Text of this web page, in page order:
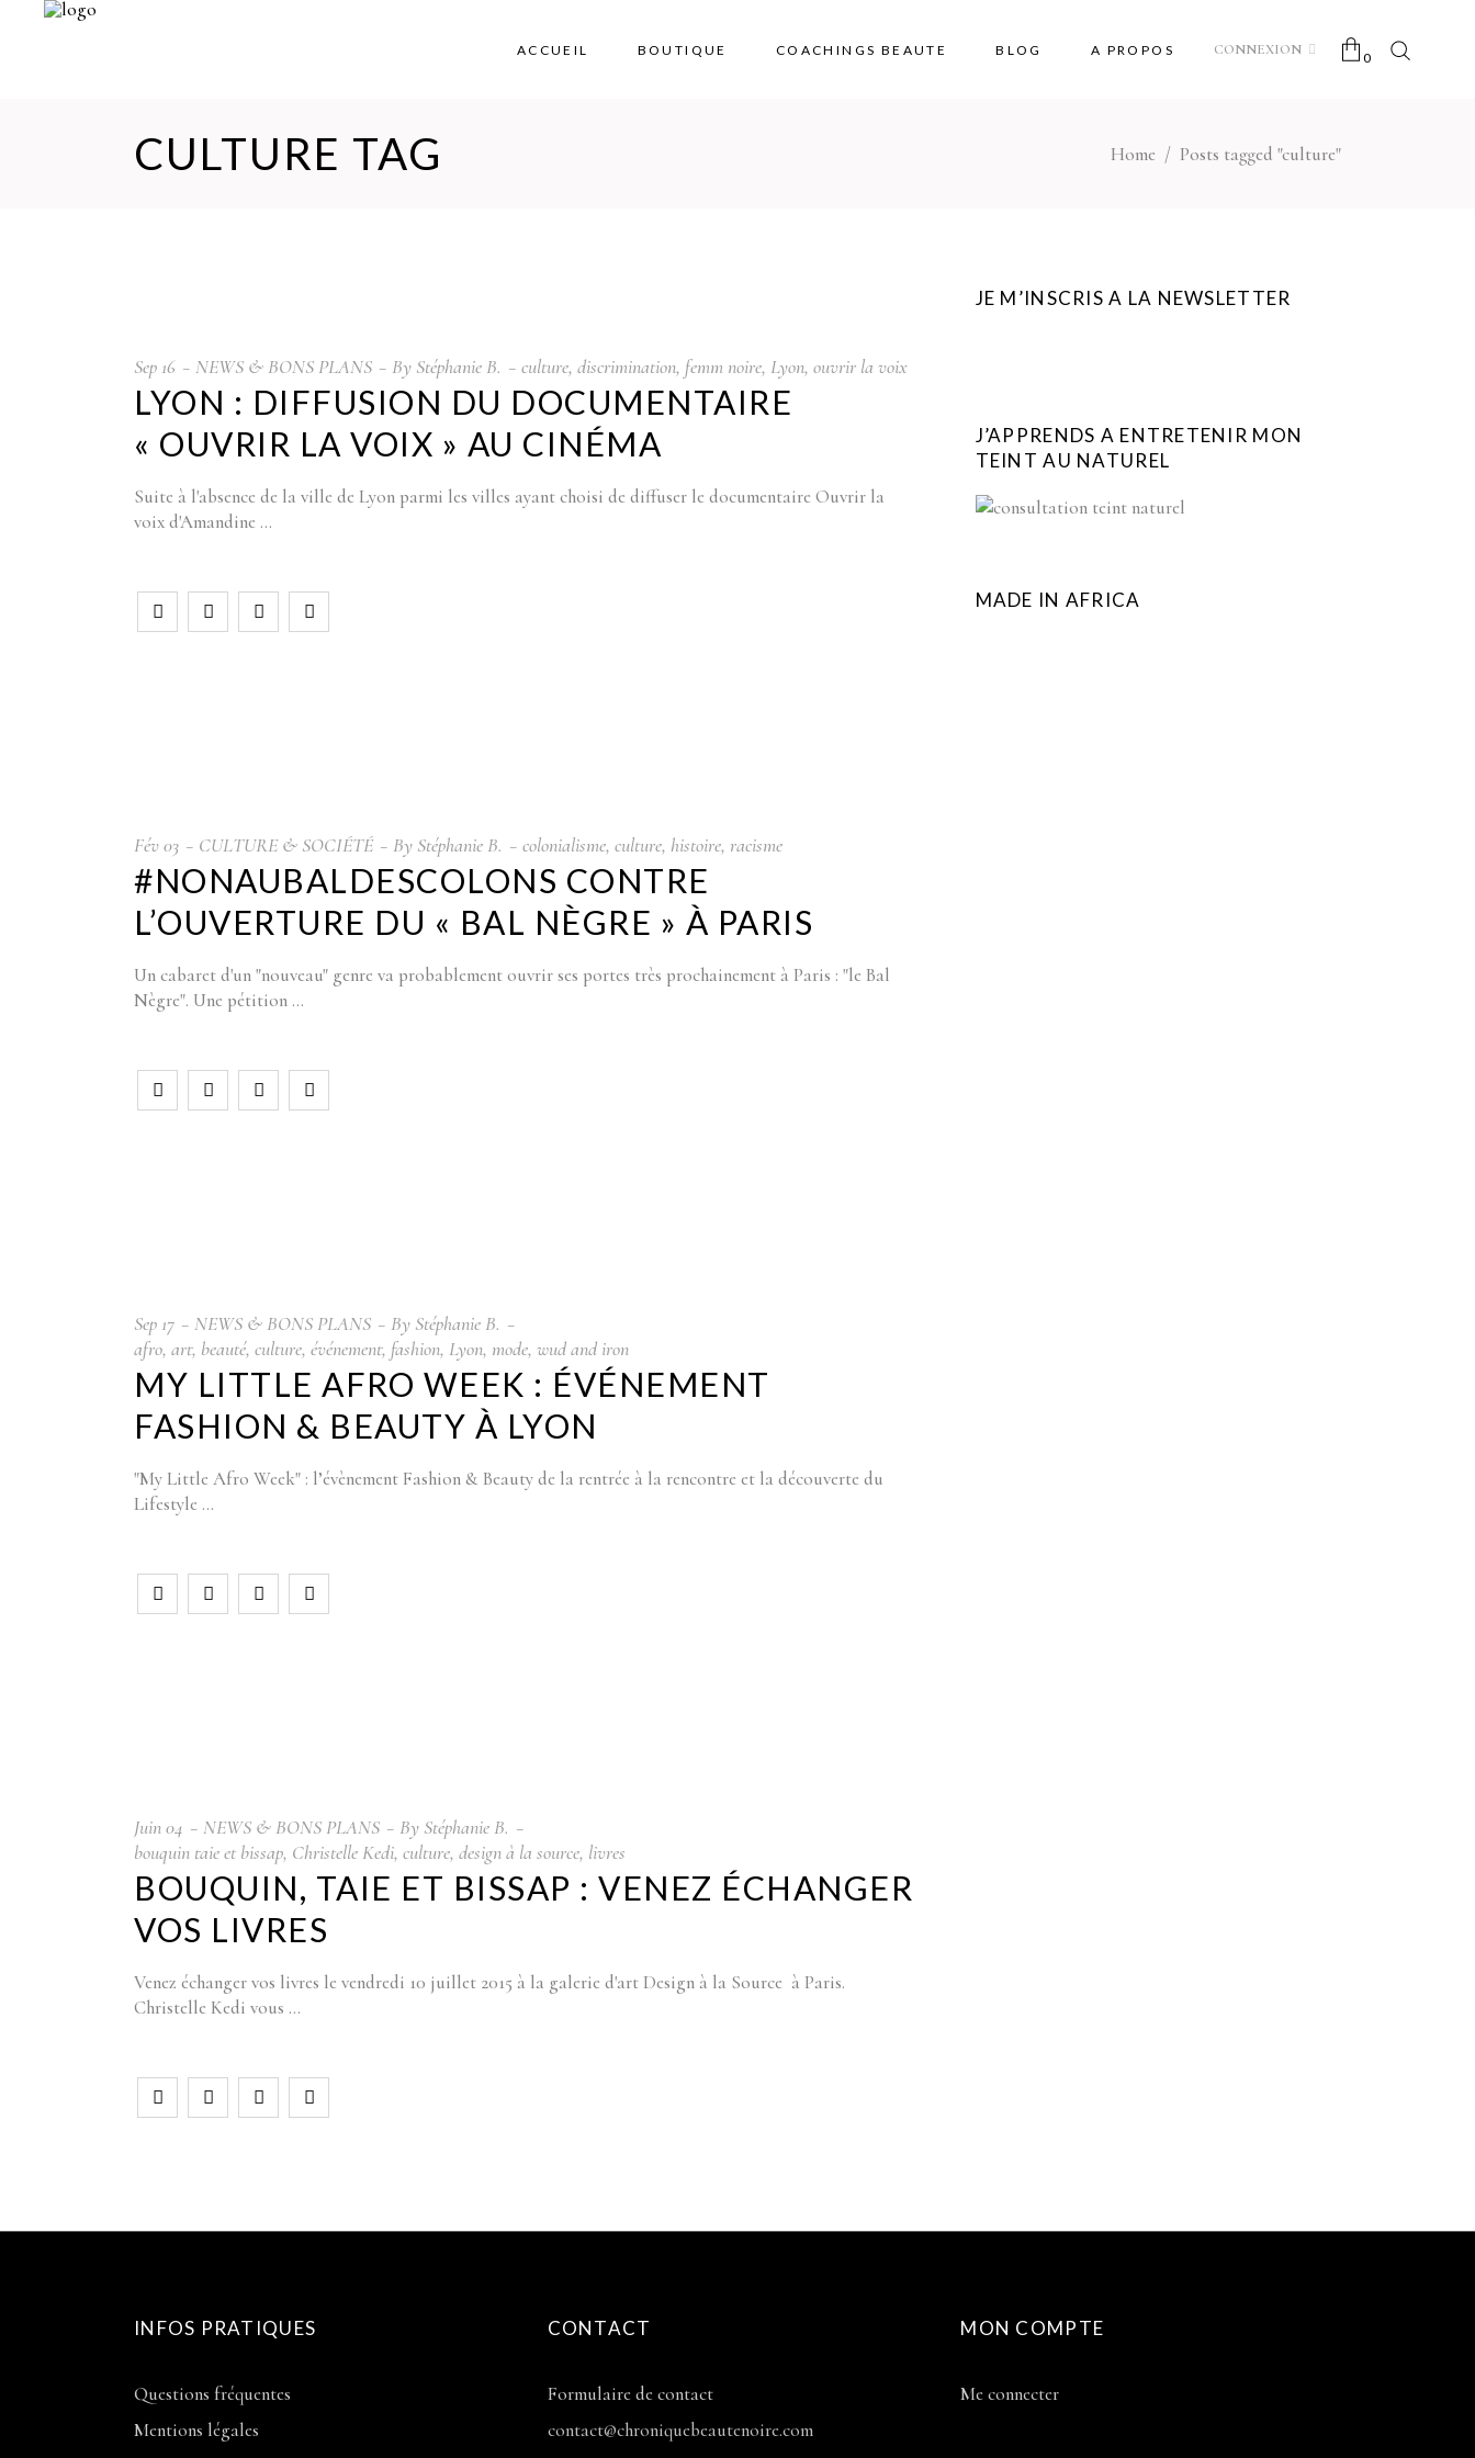
ACCUEIL BOUTIQUE COACHINGS BEAUTE BLOG A PROPOS CONNEXION 0
No products in the cart.
CULTURE TAG Home / Posts tagged "culture"
Sep 16 NEWS & BONS PLANS By Stéphanie B. culture, discrimination, femm noire, Lyon, ouvrir la voix
LYON : DIFFUSION DU DOCUMENTAIRE
« OUVRIR LA VOIX » AU CINÉMA
Suite à l'absence de la ville de Lyon parmi les villes ayant choisi de diffuser le documentaire Ouvrir la
voix d'Amandine
Fév03 CULTURE & SOCIÉTÉ By Stéphanie B. colonialisme, culture, histoire, racisme
#NONAUBALDESCOLONS CONTRE
L’OUVERTURE DU « BAL NÈGRE » À PARIS
Un cabaret d'un "nouveau" genre va probablement ouvrir ses portes très prochainement à Paris : "le Bal
Nègre". Une pétition
Sep 17 NEWS & BONS PLANS By Stéphanie B.
afro, art, beauté, culture, événement, fashion, Lyon, mode, wud and iron
MY LITTLE AFRO WEEK : ÉVÉNEMENT
FASHION & BEAUTY À LYON
"My Little Afro Week" : l’évènement Fashion & Beauty de la rentrée à la rencontre et la découverte du
Lifestyle
Juin04 NEWS & BONS PLANS By Stéphanie B.
bouquin taie et bissap, Christelle Kedi, culture, design à la source, livres
BOUQUIN, TAIE ET BISSAP : VENEZ ÉCHANGER
VOS LIVRES
Venez échanger vos livres le vendredi 10 juillet 2015 à la galerie d'art Design à la Source à Paris.
Christelle Kedi vous
JE M’INSCRIS A LA NEWSLETTER
J’APPRENDS A ENTRETENIR MON
TEINT AU NATUREL
MADE IN AFRICA
INFOS PRATIQUES
Questions fréquentes
Mentions légales
CONTACT
Formulaire de contact
contact@chroniquebeautenoire.com
MON COMPTE
Me connecter